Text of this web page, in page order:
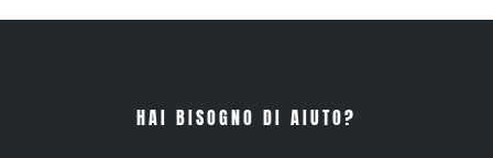
HAI BISOGNO DI AIUTO?